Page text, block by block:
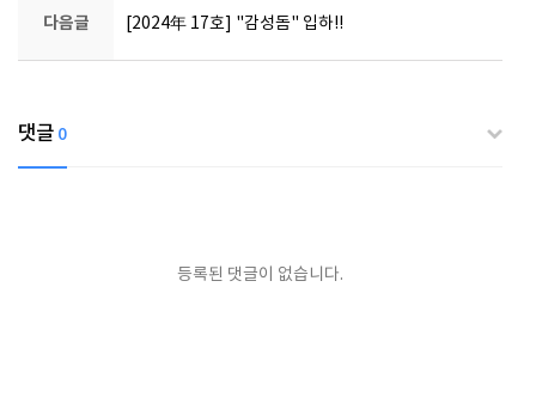
다음글 [2024年 17호] "감성돔" 입하!!
댓글 0
등록된 댓글이 없습니다.